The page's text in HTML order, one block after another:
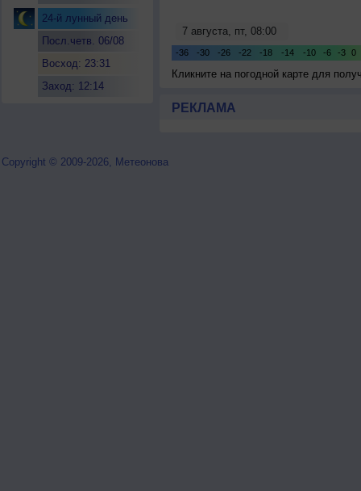
24-й лунный день
Посл.четв. 06/08
Восход: 23:31
Заход: 12:14
Кликните на погодной карте для
РЕКЛАМА
Copyright © 2009-2026, Метеонова